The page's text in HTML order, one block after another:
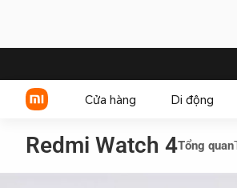
Cửa hàng Di động
Redmi Watch 4Tổng quan